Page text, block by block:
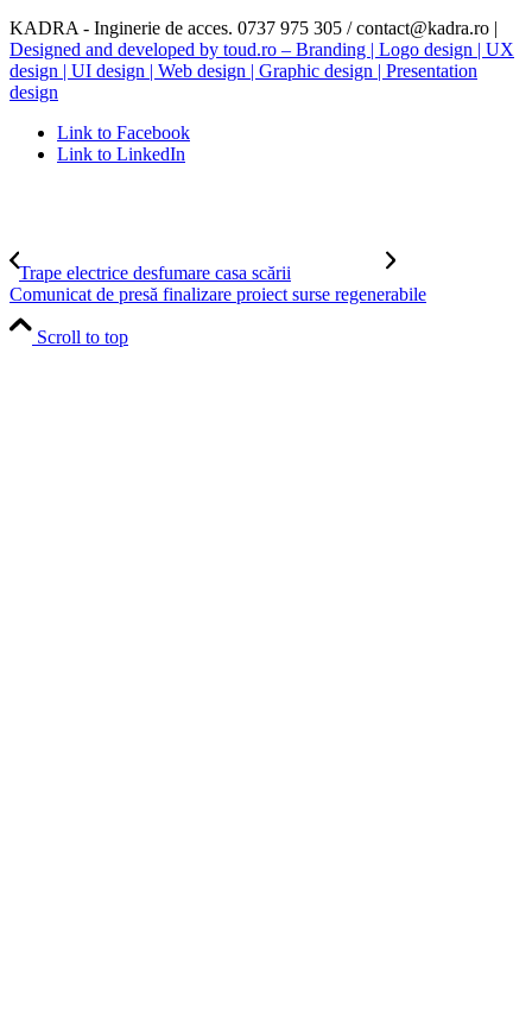
KADRA - Inginerie de acces. 0737 975 305 / contact@kadra.ro |
Designed and developed by toud.ro – Branding | Logo design | UX
design | UI design | Web design | Graphic design | Presentation
design
Link to Facebook
Link to LinkedIn
Trape electrice desfumare casa scării
Comunicat de presă finalizare proiect surse regenerabile
Scroll to top